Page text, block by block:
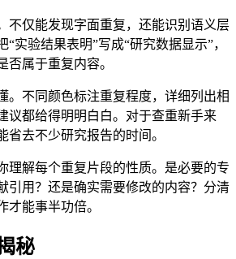
不仅能发现字面重复，还能识别语义层
实验结果表明”写成“研究数据显示”，
否属于重复内容。
。不同颜色标注重复程度，详细列出相
议都给得明明白白。对于查重新手来
省去不少研究报告的时间。
理解每个重复片段的性质。是必要的专
引用？还是确实需要修改的内容？分清
才能事半功倍。
秘